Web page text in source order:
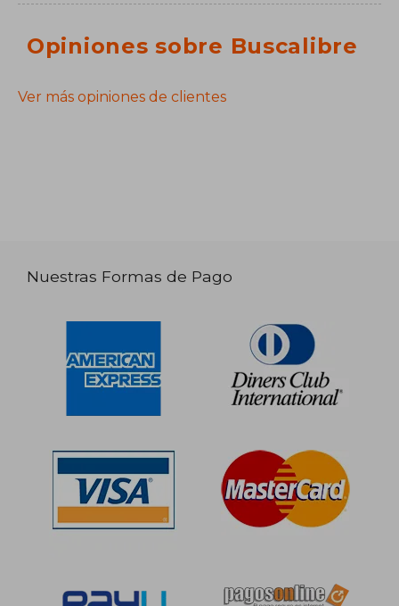
Opiniones sobre Buscalibre
Ver más opiniones de clientes
Nuestras Formas de Pago